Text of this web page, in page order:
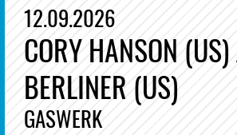
12.09.2026
CORY HANSON
BERLINER (US)
GASWERK